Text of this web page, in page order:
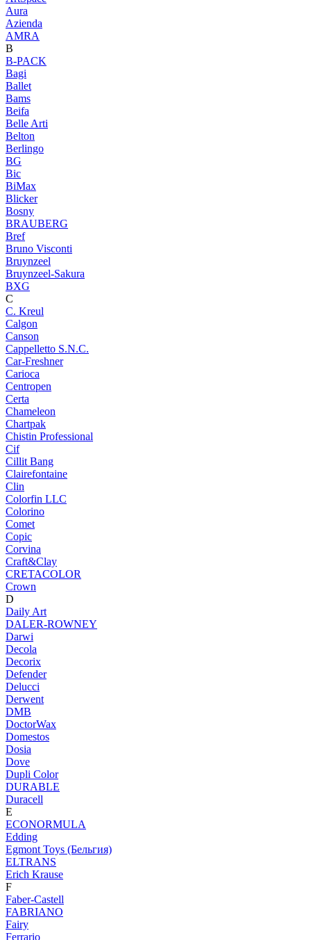
Aura
Azienda
AМRA
B
B-PACK
Bagi
Ballet
Bams
Beifa
Belle Arti
Belton
Berlingo
BG
Bic
BiMax
Blicker
Bosny
BRAUBERG
Bref
Bruno Visconti
Bruynzeel
Bruynzeel-Sakura
BXG
C
C. Kreul
Calgon
Canson
Cappelletto S.N.C.
Car-Freshner
Carioca
Centropen
Certa
Chameleon
Chartpak
Chistin Professional
Cif
Cillit Bang
Clairefontaine
Clin
Colorfin LLC
Colorino
Comet
Copic
Corvina
Craft&Clay
CRETACOLOR
Crown
D
Daily Art
DALER-ROWNEY
Darwi
Decola
Decorix
Defender
Delucci
Derwent
DMB
DoctorWax
Domestos
Dosia
Dove
Dupli Color
DURABLE
Duracell
E
ECONORMULA
Edding
Egmont Toys (Бельгия)
ELTRANS
Erich Krause
F
Faber-Castell
FABRIANO
Fairy
Ferrario